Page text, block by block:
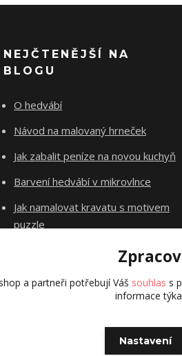
NEJČTENĚJŠÍ NA
BLOGU
O hedvábí
Návod na malovaný hrneček
Jak zabalit peníze na novou kuchyň
Barvení hedvábí v mikrovlnce
Jak namalovat kravatu s motivem
puzzle
a partneři potřebují Váš souhlas s
informace
Nastavení